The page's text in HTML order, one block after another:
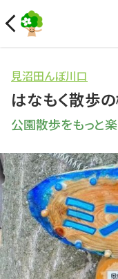
見沼田んぼ川口
はなもく散歩
公園散歩をもっと楽